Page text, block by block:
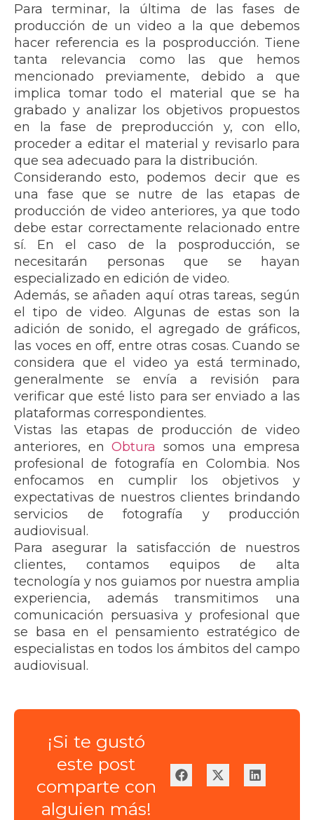
Para terminar, la última de las fases de
producción de un video a la que debemos
hacer referencia es la posproducción. Tiene
tanta relevancia como las que hemos
mencionado previamente, debido a que
implica tomar todo el material que se ha
grabado y analizar los objetivos propuestos
en la fase de preproducción y, con ello,
proceder a editar el material y revisarlo para
que sea adecuado para la distribución.
Considerando esto, podemos decir que es
una fase que se nutre de las etapas de
producción de video anteriores, ya que todo
debe estar correctamente relacionado entre
sí. En el caso de la posproducción, se
necesitarán personas que se hayan
especializado en edición de video.
Además, se añaden aquí otras tareas, según
el tipo de video. Algunas de estas son la
adición de sonido, el agregado de gráficos,
las voces en off, entre otras cosas. Cuando se
considera que el video ya está terminado,
generalmente se envía a revisión para
verificar que esté listo para ser enviado a las
plataformas correspondientes.
Vistas las etapas de producción de video
anteriores, enObtura somos una empresa
profesional de fotografía en Colombia. Nos
enfocamos en cumplir los objetivos y
expectativas de nuestros clientes brindando
servicios de fotografía y producción
audiovisual.
Para asegurar la satisfacción de nuestros
clientes, contamos equipos de alta
tecnología y nos guiamos por nuestra amplia
experiencia, además transmitimos una
comunicación persuasiva y profesional que
se basa en el pensamiento estratégico de
especialistas en todos los ámbitos del campo
audiovisual.
¡Si te gustó
este post
comparte con
alguien más!